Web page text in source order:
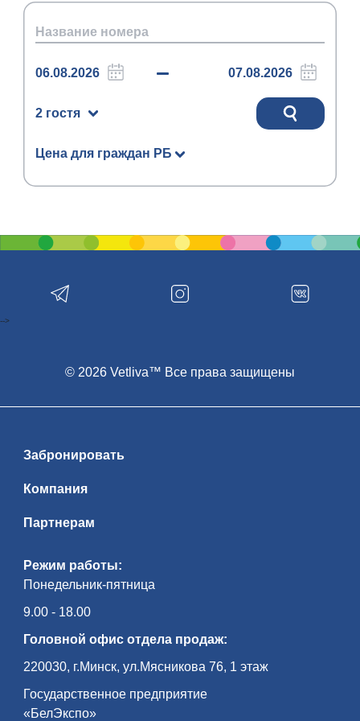
2 гостя
Цена для граждан РБ
Режим работы:
Понедельник-пятница
9.00 - 18.00
Головной офис отдела продаж:
220030, г.Минск, ул.Мясникова 76, 1 этаж
Государственное предприятие
«БелЭкспо»
Забронировать
Компания
Партнерам
© 2026 Vetliva™ Все права защищены
-->